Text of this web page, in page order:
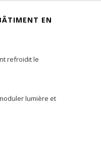
formes a-t-
monde
: gagner
EN
refroidit le
lumière et